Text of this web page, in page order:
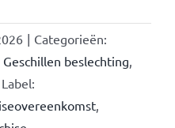
| Categorieën:
Geschillen beslechting
Label:
,